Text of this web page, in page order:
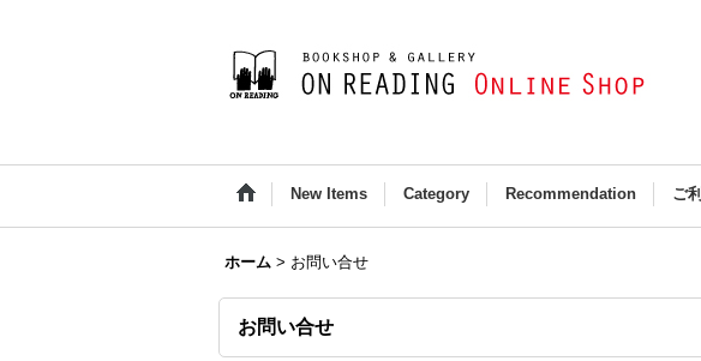
New Items Category Recommendation ご
ホーム > お問い合せ
お問い合せ